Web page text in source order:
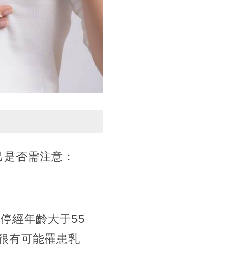
否需注意：
經年齡大于55
有可能罹患乳